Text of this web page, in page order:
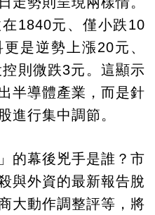
1840元、僅小跌10
是逆勢上漲20元、
則微跌3元。這顯示
半導體產業，而是針
進行集中調節。
的幕後兇手是誰？市
與外資的最新報告脫
大動作調整評等，將